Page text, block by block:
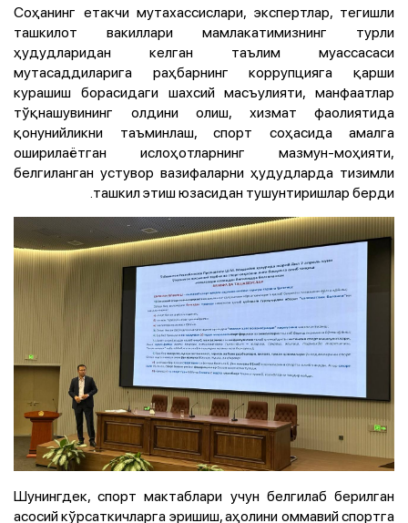
Соҳанинг етакчи мутахассислари, экспертлар, тегишли
ташкилот вакиллари мамлакатимизнинг турли
ҳудудларидан келган таълим муассасаси
мутасаддиларига раҳбарнинг коррупцияга қарши
курашиш борасидаги шахсий масъулияти, манфаатлар
тўқнашувининг олдини олиш, хизмат фаолиятида
қонунийликни таъминлаш, спорт соҳасида амалга
оширилаётган ислоҳотларнинг мазмун-моҳияти,
белгиланган устувор вазифаларни ҳудудларда тизимли
ташкил этиш юзасидан тушунтиришлар берди.
Шунингдек, спорт мактаблари учун белгилаб берилган
асосий кўрсаткичларга эришиш, аҳолини оммавий спортга